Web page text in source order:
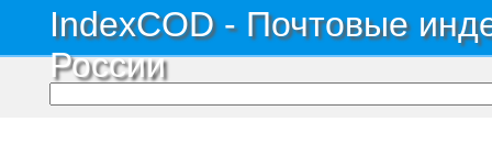
IndexCOD - Почтовые
России